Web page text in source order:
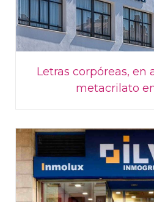
Letras corpóreas, en
metacrilato